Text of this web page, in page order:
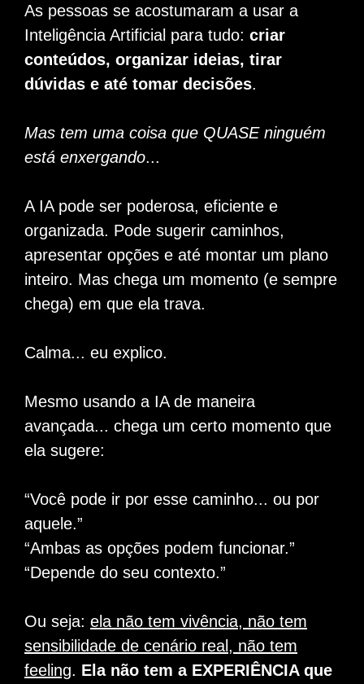
As pessoas se acostumaram a usar a
Inteligência Artificial para tudo: criar
conteúdos, organizar ideias, tirar
dúvidas e até tomar decisões.
Mas tem uma coisa que QUASE ninguém
está enxergando...
A IA pode ser poderosa, eficiente e
organizada. Pode sugerir caminhos,
apresentar opções e até montar um plano
inteiro. Mas chega um momento (e sempre
chega) em que ela trava.
Calma... eu explico.
Mesmo usando a IA de maneira
avançada... chega um certo momento que
ela sugere:
“Você pode ir por esse caminho... ou por
aquele.”
“Ambas as opções podem funcionar.”
“Depende do seu contexto.”
Ou seja: ela não tem vivência, não tem
sensibilidade de cenário real, não tem
feeling. Ela não tem a EXPERIÊNCIA que